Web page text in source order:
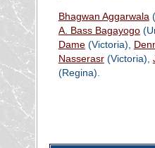
Bhagwan Aggarwala
A. Bass Bagayogo
Dame(Victoria),
Nasserasr(Victoria),
(Regina).